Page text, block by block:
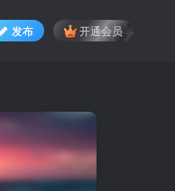
发布 开通会员